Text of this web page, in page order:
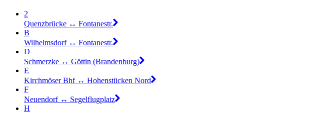
2
Quenzbrücke ↔︎ Fontanestr.
B
Wilhelmsdorf ↔︎ Fontanestr.
D
Schmerzke ↔︎ Göttin (Brandenburg)
E
Kirchmöser Bhf ↔︎ Hohenstücken Nord
F
Neuendorf ↔︎ Segelflugplatz
H